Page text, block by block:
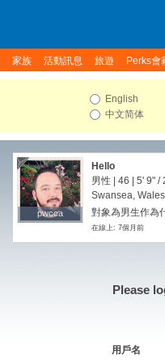
家族 活動訊息 旅遊 Perks會
English
中文简体
pwcca
pwcca
Hello
男性 | 46 | 5' 9" /
Swansea,
對象為男生作為
在線上: 7個月前
Please
用戶名